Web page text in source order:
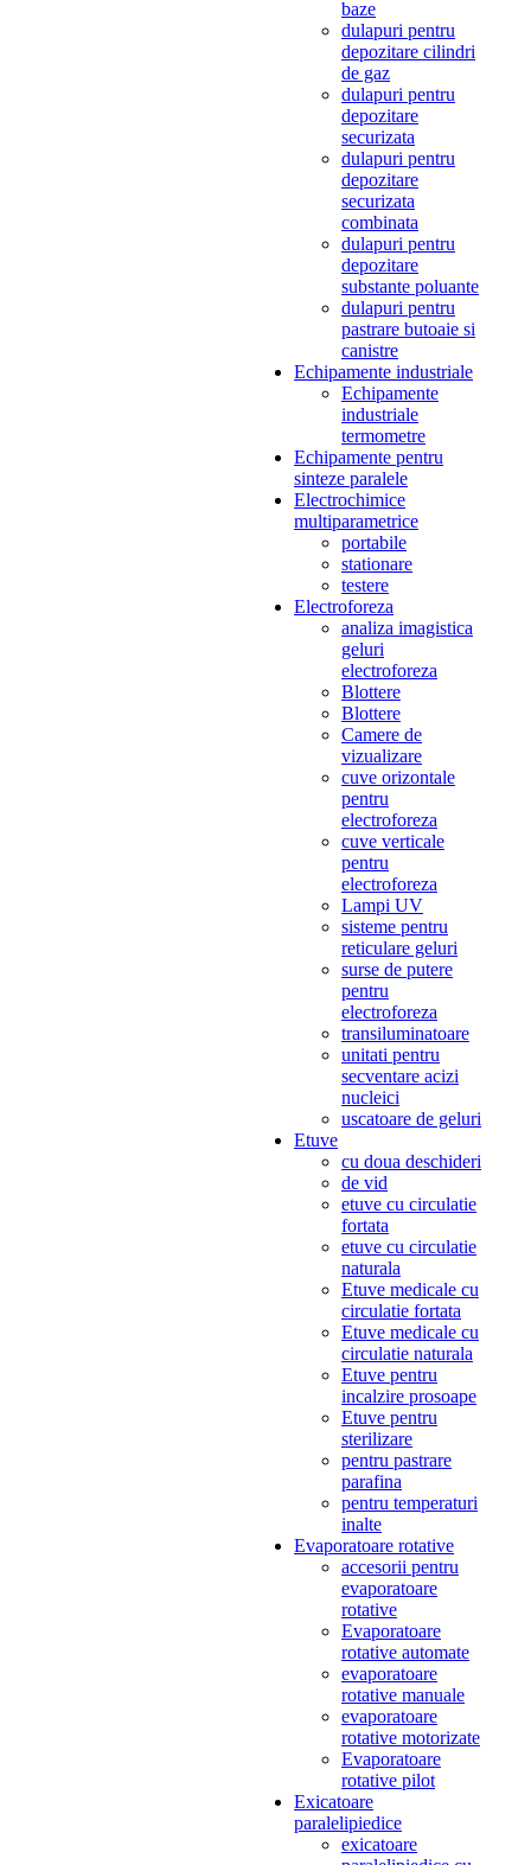
baze
dulapuri pentru
depozitare cilindri
de gaz
dulapuri pentru
depozitare
securizata
dulapuri pentru
depozitare
securizata
combinata
dulapuri pentru
depozitare
substante poluante
dulapuri pentru
pastrare butoaie si
canistre
Echipamente industriale
Echipamente
industriale
termometre
Echipamente pentru
sinteze paralele
Electrochimice
multiparametrice
portabile
stationare
testere
Electroforeza
analiza imagistica
geluri
electroforeza
Blottere
Blottere
Camere de
vizualizare
cuve orizontale
pentru
electroforeza
cuve verticale
pentru
electroforeza
Lampi UV
sisteme pentru
reticulare geluri
surse de putere
pentru
electroforeza
transiluminatoare
unitati pentru
secventare acizi
nucleici
uscatoare de geluri
Etuve
cu doua deschideri
de vid
etuve cu circulatie
fortata
etuve cu circulatie
naturala
Etuve medicale cu
circulatie fortata
Etuve medicale cu
circulatie naturala
Etuve pentru
incalzire prosoape
Etuve pentru
sterilizare
pentru pastrare
parafina
pentru temperaturi
inalte
Evaporatoare rotative
accesorii pentru
evaporatoare
rotative
Evaporatoare
rotative automate
evaporatoare
rotative manuale
evaporatoare
rotative motorizate
Evaporatoare
rotative pilot
Exicatoare
paralelipiedice
exicatoare